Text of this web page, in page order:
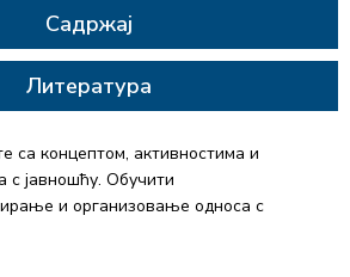
Садржај
Литература
са концептом, активностима и
јавношћу. Обучити
и организовање односа с